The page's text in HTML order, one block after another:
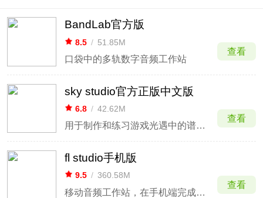
BandLab官方版
8.5 / 51.85M
口袋中的多轨数字音频工作站
查看
sky studio官方正版中文版
6.8 / 42.62M
用于制作和练习游戏光遇中的谱子的工具
查看
fl studio手机版
9.5 / 360.58M
移动音频工作站，在手机端完成编曲创作。
查看